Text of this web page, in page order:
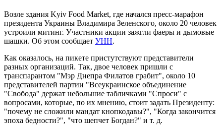
Возле здания Kyiv Food Market, где начался пресс-марафон
президента Украины Владимира Зеленского, около 20 человек
устроили митинг. Участники акции зажгли фаеры и дымовые
шашки. Об этом сообщает УНН.
Как оказалось, на пикете пристутствуют представители
разных организаций. Так, двое человек пришли с
транспарантом "Мэр Днепра Филатов грабит", около 10
представителей партии "Всеукраинское объединение
"Свобода" держат небольшие табличками "Спроси" с
вопросами, которые, по их мнению, стоит задать Президенту:
"почему не сложили мандат кнопкодавы?", "Когда закончится
эпоха бедности?", "что шепчет Богдан?" и т. д.